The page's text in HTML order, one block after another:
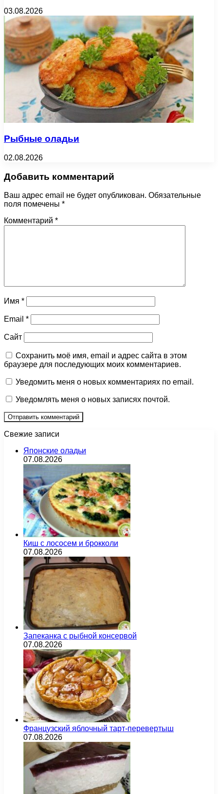
03.08.2026
Рыбные оладьи
02.08.2026
Добавить комментарий
Ваш адрес email не будет опубликован. Обязательные
поля помечены *
Комментарий *
Имя *
Email *
Сайт
Сохранить моё имя, email и адрес сайта в этом
браузере для последующих моих комментариев.
Уведомить меня о новых комментариях по email.
Уведомлять меня о новых записях почтой.
Свежие записи
Японские оладьи
07.08.2026
Киш с лососем и брокколи
07.08.2026
Запеканка с рыбной консервой
07.08.2026
Французский яблочный тарт-перевертыш
07.08.2026